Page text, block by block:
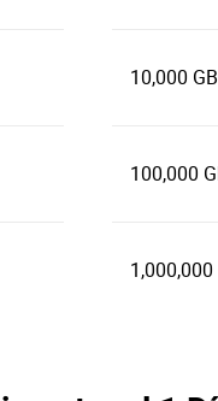
10,000
100,000
1,000,000